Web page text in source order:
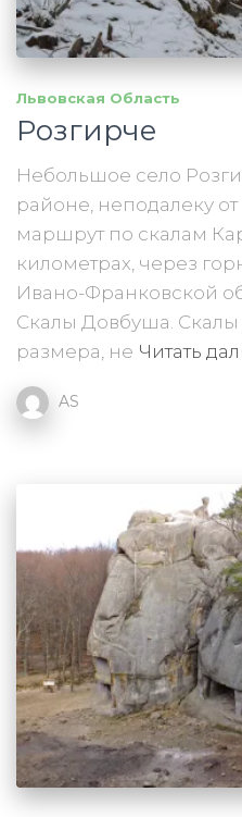
Львовская Область
Розгирче
Небольшое село
районе, неподалеку
маршрут по скалам
километрах, через
Ивано-Франковской
Скалы Довбуша.
размера, не Читать
AS